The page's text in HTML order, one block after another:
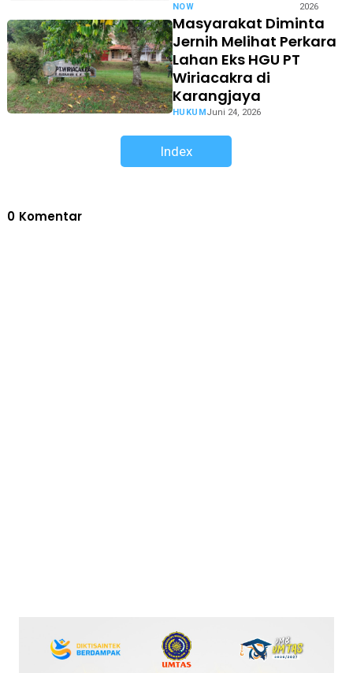
NOW
2026
Masyarakat Diminta
Jernih Melihat Perkara
Lahan Eks HGU PT
Wiriacakra di
Karangjaya
HUKUMJuni 24, 2026
Index
0 Komentar